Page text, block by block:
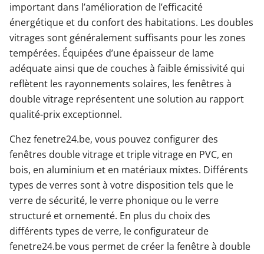
important dans l’amélioration de l’efficacité
énergétique et du confort des habitations. Les doubles
vitrages sont généralement suffisants pour les zones
tempérées. Équipées d’une épaisseur de lame
adéquate ainsi que de couches à faible émissivité qui
reflètent les rayonnements solaires, les fenêtres à
double vitrage représentent une solution au rapport
qualité-prix exceptionnel.
Chez fenetre24.be, vous pouvez configurer des
fenêtres double vitrage et triple vitrage en PVC, en
bois, en aluminium et en matériaux mixtes. Différents
types de verres sont à votre disposition tels que le
verre de sécurité, le verre phonique ou le verre
structuré et ornementé. En plus du choix des
différents types de verre, le configurateur de
fenetre24.be vous permet de créer la fenêtre à double